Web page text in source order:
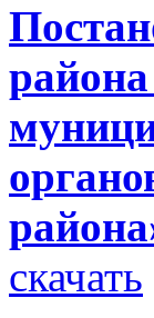
скачать